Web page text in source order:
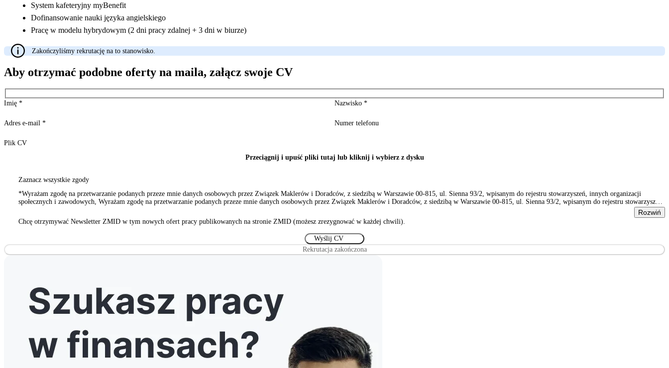
System kafeteryjny myBenefit
Dofinansowanie nauki języka angielskiego
Pracę w modelu hybrydowym (2 dni pracy zdalnej + 3 dni w biurze)
Zakończyliśmy rekrutację na to stanowisko.
Aby otrzymać podobne oferty na maila, załącz swoje CV
Imię * Nazwisko *
Adres e-mail * Numer telefonu
Plik CV
Przeciągnij i upuść pliki tutaj lub kliknij i wybierz z dysku
Zaznacz wszystkie zgody
*Wyrażam zgodę na przetwarzanie podanych przeze mnie danych osobowych przez Związek Maklerów i Doradców, z siedzibą w Warszawie 00-815, ul. Sienna 93/2, wpisanym do rejestru stowarzyszeń, innych organizacji
społecznych i zawodowych, Wyrażam zgodę na przetwarzanie podanych przeze mnie danych osobowych przez Związek Maklerów i Doradców, z siedzibą w Warszawie 00-815, ul. Sienna 93/2, wpisanym do rejestru stowarzyszeń,
Rozwiń
Chcę otrzymywać Newsletter ZMID w tym nowych ofert pracy publikowanych na stronie ZMID (możesz zrezygnować w każdej chwili).
Rekrutacja zakończona